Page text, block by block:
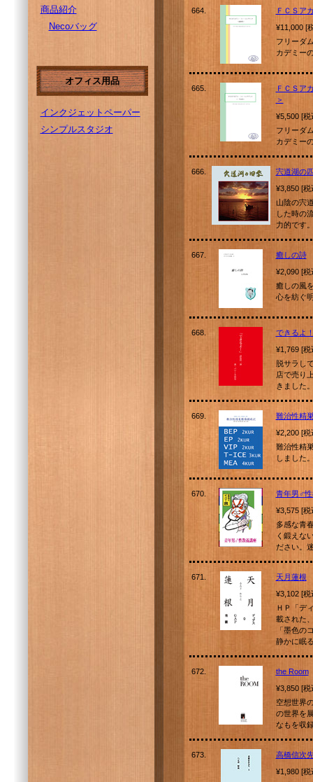
商品紹介
Necoバッグ
オフィス用品
インクジェットペーパー
シンプルスタジオ
664.
ＦＣＳア
¥11,000 [
フリーダ
カデミー
665.
ＦＣＳア
＞
¥5,500 [
フリーダ
カデミー
666.
宍道湖の
¥3,850 [
山陰の宍
した時の
力的です
667.
癒しの詩
¥2,090 [
癒しの風
心を紡ぐ
668.
できるよ
¥1,769 [
脱サラし
店で売り
きました
669.
難治性精
¥2,200 [
難治性精
しました
670.
青年男♂
¥3,575 [
多感な青
く鍛えな
ださい。
671.
天月蓮根
¥3,102 [
ＨＰ「デ
載された
「墨色の
静かに眠
672.
the Room
¥3,850 [
空想世界
の世界を
なもを収
673.
高橋信
¥1,980 [